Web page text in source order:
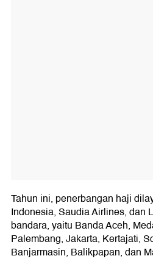
Tahun ini, penerbangan haji
Indonesia, Saudia Airlines, dan
bandara, yaitu Banda Aceh,
Palembang, Jakarta, Kertajati,
Banjarmasin, Balikpapan, dan